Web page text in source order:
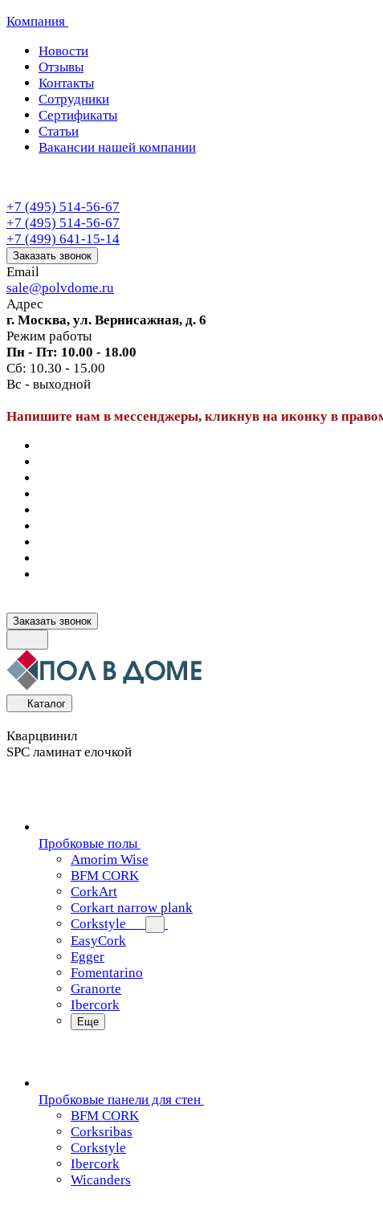
Компания
Новости
Отзывы
Контакты
Сотрудники
Сертификаты
Статьи
Вакансии нашей компании
+7 (495) 514-56-67
+7 (495) 514-56-67
+7 (499) 641-15-14
Заказать звонок
Email
sale@polvdome.ru
Адрес
г. Москва, ул. Вернисажная, д. 6
Режим работы
Пн - Пт: 10.00 - 18.00
Сб: 10.30 - 15.00
Вс - выходной
Напишите нам в мессенджеры, кликнув на иконку в
Заказать звонок
Каталог
Кварцвинил
SPC ламинат елочкой
Пробковые полы
Amorim Wise
BFM CORK
CorkArt
Corkart narrow plank
Corkstyle
EasyCork
Egger
Fomentarino
Granorte
Ibercork
Еще
Пробковые панели для стен
BFM CORK
Corksribas
Corkstyle
Ibercork
Wicanders